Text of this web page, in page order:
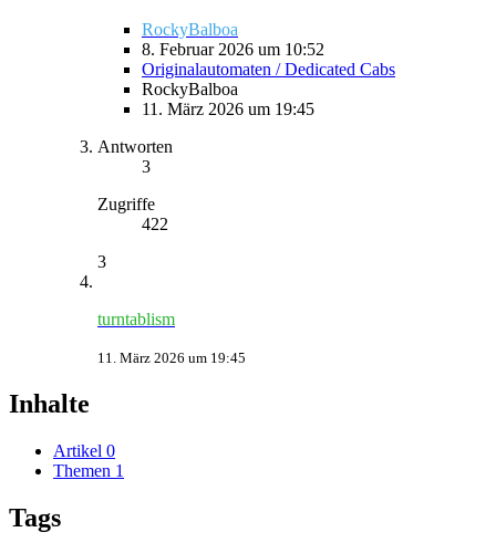
RockyBalboa
8. Februar 2026 um 10:52
Originalautomaten / Dedicated Cabs
RockyBalboa
11. März 2026 um 19:45
Antworten
3
Zugriffe
422
3
turntablism
11. März 2026 um 19:45
Inhalte
Artikel 0
Themen 1
Tags